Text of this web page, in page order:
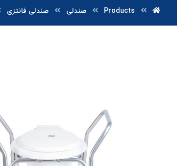
Products صندلی صندلی فانتزی